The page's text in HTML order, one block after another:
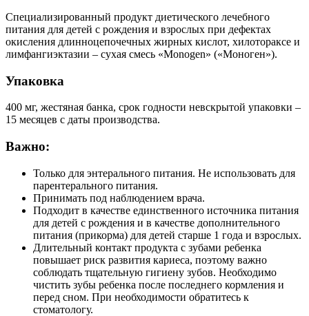
Специализированный продукт диетического лечебного
питания для детей c рождения и взрослых при дефектах
окисления длинноцепочечных жирных кислот, хилотораксе и
лимфангиэктазии – сухая смесь «Monogen» («Моноген»).
Упаковка
400 мг, жестяная банка, срок годности невскрытой упаковки –
15 месяцев с даты производства.
Важно:
Только для энтерального питания. Не использовать для
парентерального питания.
Принимать под наблюдением врача.
Подходит в качестве единственного источника питания
для детей с рождения и в качестве дополнительного
питания (прикорма) для детей старше 1 года и взрослых.
Длительный контакт продукта с зубами ребенка
повышает риск развития кариеса, поэтому важно
соблюдать тщательную гигиену зубов. Необходимо
чистить зубы ребенка после последнего кормления и
перед сном. При необходимости обратитесь к
стоматологу.